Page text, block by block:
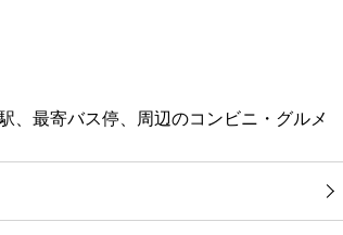
、最寄バス停、周辺のコンビニ・グルメ